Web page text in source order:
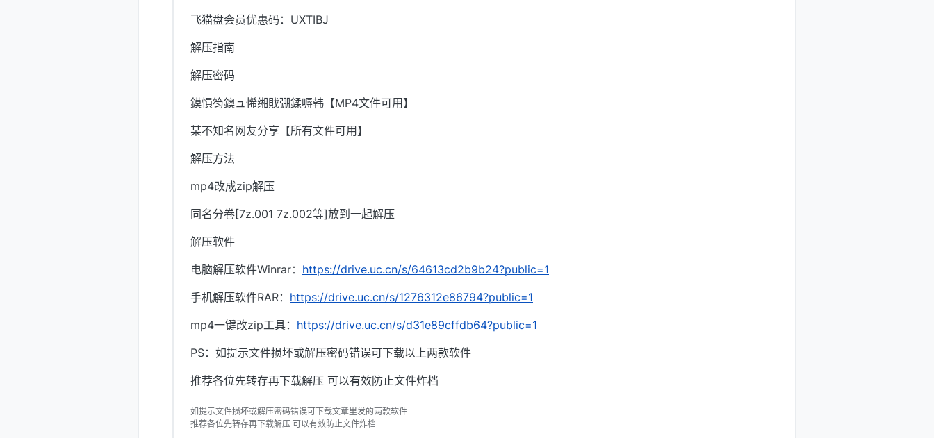
飞猫盘会员优惠码：UXTIBJ
解压指南
解压密码
鏌愪笉鐭ュ悕缃戝弸鍒嗕韩【MP4文件可用】
某不知名网友分享【所有文件可用】
解压方法
mp4改成zip解压
同名分卷[7z.001 7z.002等]放到一起解压
解压软件
电脑解压软件Winrar： https://drive.uc.cn/s/64613cd2b9b24?public=1
手机解压软件RAR： https://drive.uc.cn/s/1276312e86794?public=1
mp4一键改zip工具： https://drive.uc.cn/s/d31e89cffdb64?public=1
PS：如提示文件损坏或解压密码错误可下载以上两款软件
推荐各位先转存再下载解压 可以有效防止文件炸档
如提示文件损坏或解压密码错误可下载文章里发的两款软件
推荐各位先转存再下载解压 可以有效防止文件炸档